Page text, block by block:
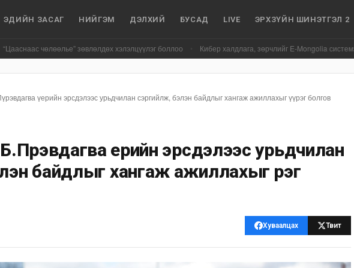
ЭДИЙН ЗАСАГ НИЙГЭМ ДЭЛХИЙ БУСАД LIVE ЭРХЗҮЙН ШИНЭТГЭЛ 2
зөвлөлдөх хэлэлцүүлэг боллоо • Кибер халдлага, зөрчлийг E-Mongolia системээр
үерийн эрсдэлээс урьдчилан сэргийлж, бэлэн байдлыг хангаж ажиллахыг үүрэг болгов
үерийн эрсдэлээс урьдчилан
байдлыг хангаж ажиллахыг үүрэг
Хуваалцах Твит